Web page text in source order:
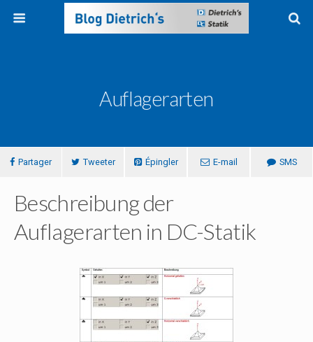
Auflagerarten
Partager Tweeter Épingler E-mail SMS
Beschreibung der
Auflagerarten in DC-Statik